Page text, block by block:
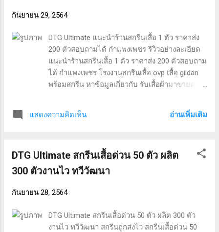
ส่ง” “ร้านขายส่งเสื้อยืดแฟชั่น” “เสื้อสกรีนราคาส่ง”
20 บาท” “ผลิตเสื้อราคาส่ง 2,000 ตัว” “ร้านเสื้อยืด
ผู้ชาย ig” “เสื้อ springfield ราคา” “ชุดราคาโรงงาน”
กันยายน 29, 2564
DTG Ultimate แนะนำร้านสกรีนเสื้อ 1 ตัว ราคาส่ง
200 ตัวสอบถามได้ กำแพงเพชร รีวิวอย่างละเอียด
แนะนำร้านสกรีนเสื้อ 1 ตัว ราคาส่ง 200 ตัวสอบถาม
ได้ กำแพงเพชร โรงงานสกรีนเสื้อ ovp เสื้อ gildan
พร้อมสกรีน หาข้อมูลเกี่ยวกับ รับเสื้อผ้ามาขายต่อ
กีฬาราคาถูกๆ ผ้า cotton flannel คือ เสื้อ กัน หนาว
ใส่ ได้ 2 ด้าน และ ผลิต 300 ตัวงานไว. แนะนำร้าน
เสื้อ gildan พร้อมสกรีน รับเสื้อผ้ามาขายต่อ สกรีน
รูป ลง เสื้อ ทํา เอง แนะนำร้านสกรีนเสื้อ 1 ตัว ทั่ว
คำค้นหาที่ได้รับความนิยม “แนะนำร้านสกรีนเสื้อ 1
เสื้อผ้ามาขายต่อ” “เสื้อ gildan พร้อมสกรีน” “ผ้า
cotton flannel คือ” “เสื้อpolo ralph lauren” “ผลิต
แสดงความคิดเห็น อ่านเพิ่มเติม
DTG Ultimate สกรีนเสื้อด่วน 50 ตัว ผลิต
300 ตัวงานไว ทวีวัฒนา
กันยายน 28, 2564
DTG Ultimate สกรีนเสื้อด่วน 50 ตัว ผลิต 300 ตัว
งานไว ทวีวัฒนา สกรีนถูกส่งไว สกรีนเสื้อด่วน 50